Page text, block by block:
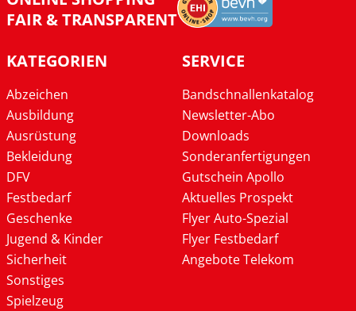
FAIR & TRANSPARENT
KATEGORIEN
Abzeichen
Ausbildung
Ausrüstung
Bekleidung
DFV
Festbedarf
Geschenke
Jugend & Kinder
Sicherheit
Sonstiges
Spielzeug
SERVICE
Bandschnallenkatalog
Newsletter-Abo
Downloads
Sonderanfertigungen
Gutschein Apollo
Aktuelles Prospekt
Flyer Auto-Spezial
Flyer Festbedarf
Angebote Telekom